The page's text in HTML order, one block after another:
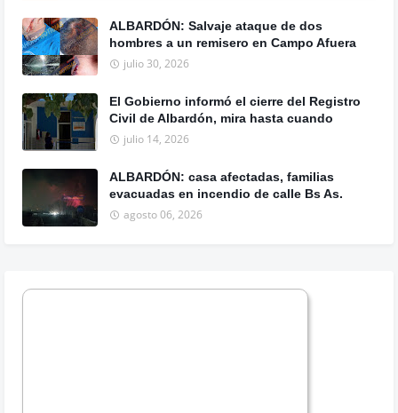
ALBARDÓN: Salvaje ataque de dos
hombres a un remisero en Campo Afuera
julio 30, 2026
El Gobierno informó el cierre del Registro
Civil de Albardón, mira hasta cuando
julio 14, 2026
ALBARDÓN: casa afectadas, familias
evacuadas en incendio de calle Bs As.
agosto 06, 2026